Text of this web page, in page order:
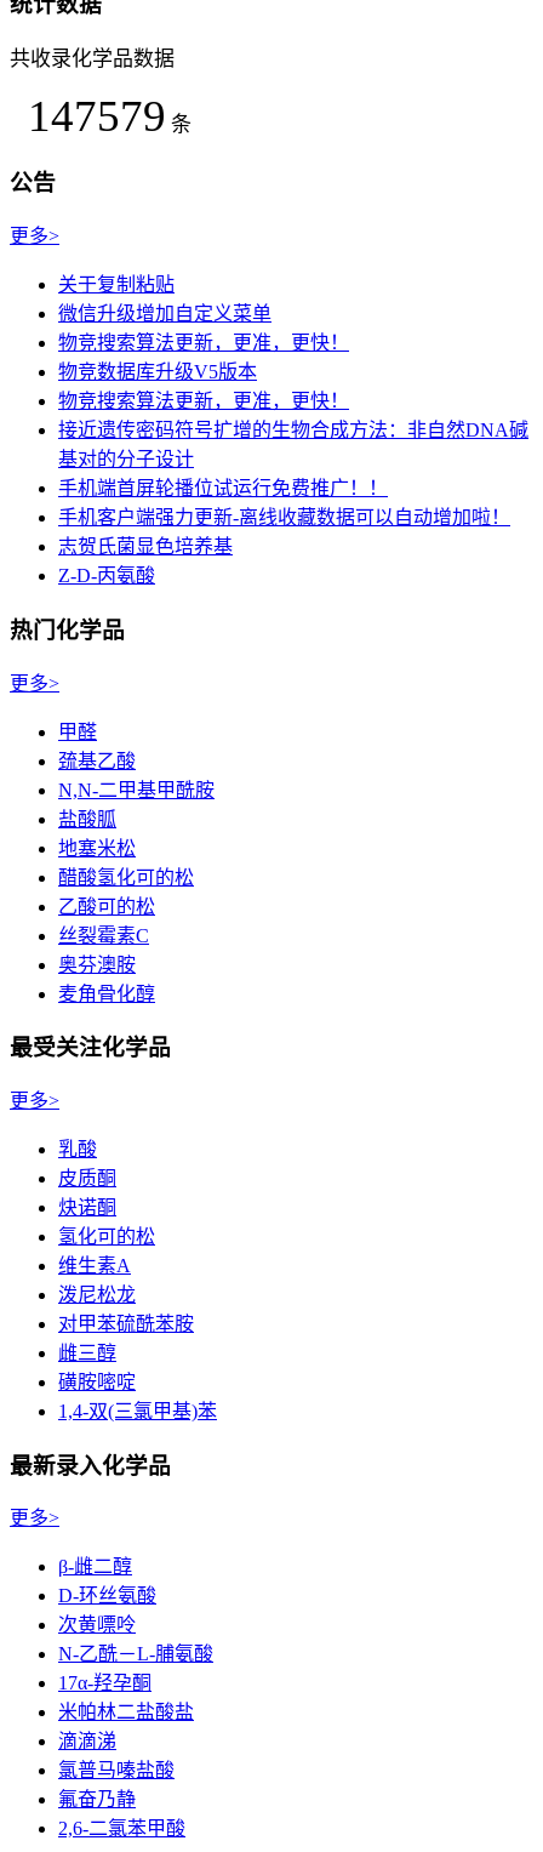
共收录化学品数据
147579 条
公告
更多>
关于复制粘贴
微信升级增加自定义菜单
物竞搜索算法更新，更准，更快！
物竞数据库升级V5版本
物竞搜索算法更新，更准，更快！
接近遗传密码符号扩增的生物合成方法：非自然DNA碱
基对的分子设计
手机端首屏轮播位试运行免费推广！！
手机客户端强力更新-离线收藏数据可以自动增加啦！
志贺氏菌显色培养基
Z-D-丙氨酸
热门化学品
更多>
甲醛
巯基乙酸
N,N-二甲基甲酰胺
盐酸胍
地塞米松
醋酸氢化可的松
乙酸可的松
丝裂霉素C
奥芬澳胺
麦角骨化醇
最受关注化学品
更多>
乳酸
皮质酮
炔诺酮
氢化可的松
维生素A
泼尼松龙
对甲苯硫酰苯胺
雌三醇
磺胺嘧啶
1,4-双(三氯甲基)苯
最新录入化学品
更多>
β-雌二醇
D-环丝氨酸
次黄嘌呤
N-乙酰－L-脯氨酸
17α-羟孕酮
米帕林二盐酸盐
滴滴涕
氯普马嗪盐酸
氟奋乃静
2,6-二氯苯甲酸